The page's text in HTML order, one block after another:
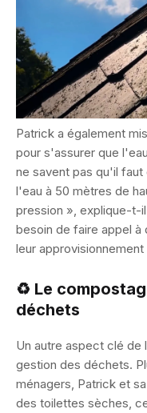
Patrick a également
pour s'assurer que
ne savent pas qu'il
l'eau à 50 mètres de
pression », explique-t-
besoin de faire appel
leur approvisionnement
♻️ Le
déchets
Un autre aspect clé de
gestion des déchets.
ménagers, Patrick et
des toilettes sèches,